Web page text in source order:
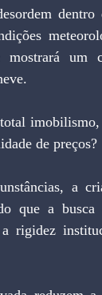
um
de preços?
que a
rigidez